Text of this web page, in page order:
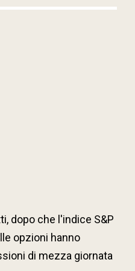
dopo che l'indice S&P
opzioni hanno
di mezza giornata